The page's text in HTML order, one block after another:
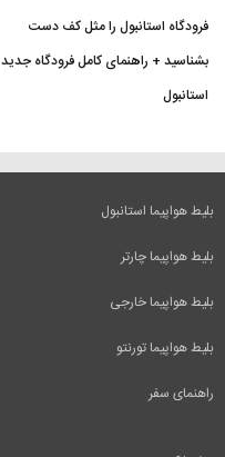
فرودگاه استانبول را مثل کف دست
بشناسید + راهنمای کامل فرودگاه جدید
استانبول
بلیط هواپیما استانبول
بلیط هواپیما چارتر
بلیط هواپیما خارجی
بلیط هواپیما تورنتو
راهنمای سفر